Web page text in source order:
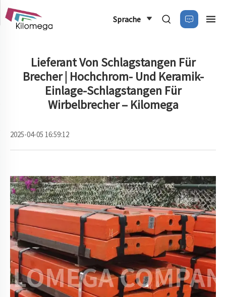
Sprache
Lieferant Von Schlagstangen Für
Brecher | Hochchrom- Und Keramik-
Einlage-Schlagstangen Für
Wirbelbrecher – Kilomega
2025-04-05 16:59:12